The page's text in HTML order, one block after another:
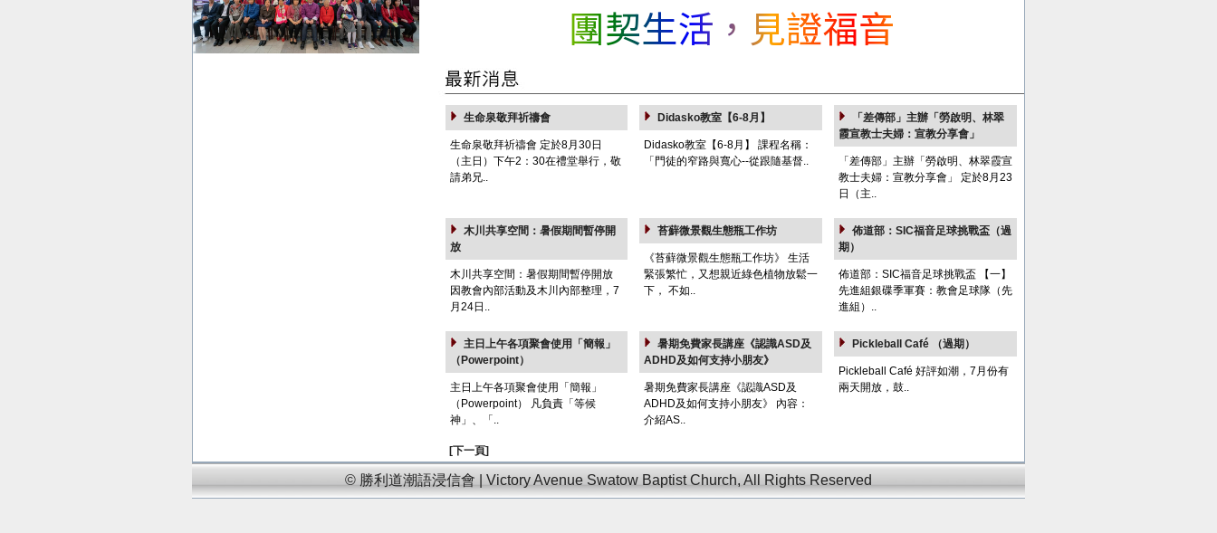
團契生活，見證福音
生命泉敬拜祈禱會
生命泉敬拜祈禱會 定於8月30日
（主日）下午2：30在禮堂舉行，敬
請弟兄..
Didasko教室【6-8月】
Didasko教室【6-8月】 課程名稱：
「門徒的窄路與寬心--從跟隨基督..
「差傳部」主辦「勞啟明、林翠
霞宣教士夫婦：宣教分享會」
「差傳部」主辦「勞啟明、林翠霞宣
教士夫婦：宣教分享會」 定於8月23
日（主..
木川共享空間：暑假期間暫停開
放
木川共享空間：暑假期間暫停開放
因教會內部活動及木川內部整理，7
月24日..
苔蘚微景觀生態瓶工作坊
《苔蘚微景觀生態瓶工作坊》 生活
緊張繁忙，又想親近綠色植物放鬆一
下， 不如..
佈道部：SIC福音足球挑戰盃（過
期）
佈道部：SIC福音足球挑戰盃 【一】
先進組銀碟季軍賽：教會足球隊（先
進組）..
主日上午各項聚會使用「簡報」
（Powerpoint）
主日上午各項聚會使用「簡報」
（Powerpoint） 凡負責「等候
神」、「..
暑期免費家長講座《認識ASD及
ADHD及如何支持小朋友》
暑期免費家長講座《認識ASD及
ADHD及如何支持小朋友》 內容：
介紹AS..
Pickleball Café （過期）
Pickleball Café 好評如潮，7月份有
兩天開放，鼓..
[下一頁]
© 勝利道潮語浸信會 | Victory Avenue Swatow Baptist Church, All Rights Reserved